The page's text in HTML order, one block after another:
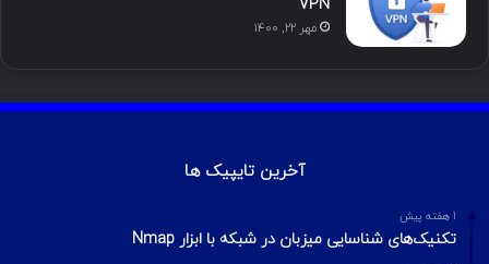
VPN
مهر ۲۲, ۱۴۰۰
آخرین تایپیک ها
1 هفته پیش
تکنیک‌های شناسایی میزبان در شبکه با ابزار Nmap